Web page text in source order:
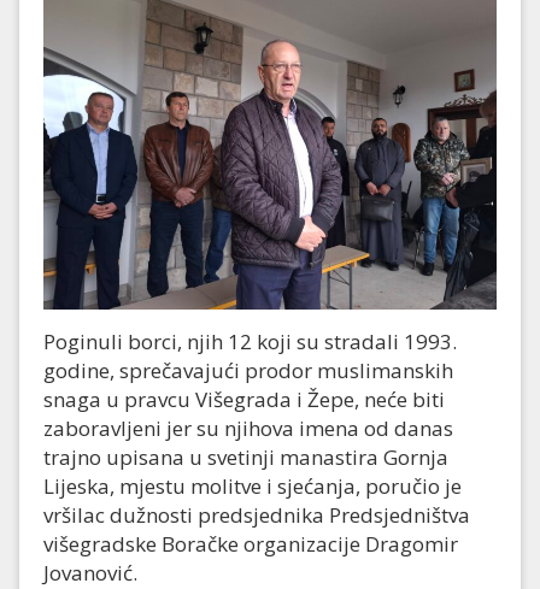
Poginuli borci, njih 12 koji su stradali 1993.
godine, sprečavajući prodor muslimanskih
snaga u pravcu Višegrada i Žepe, neće biti
zaboravljeni jer su njihova imena od danas
trajno upisana u svetinji manastira Gornja
Lijeska, mjestu molitve i sjećanja, poručio je
vršilac dužnosti predsjednika Predsjedništva
višegradske Boračke organizacije Dragomir
Jovanović.